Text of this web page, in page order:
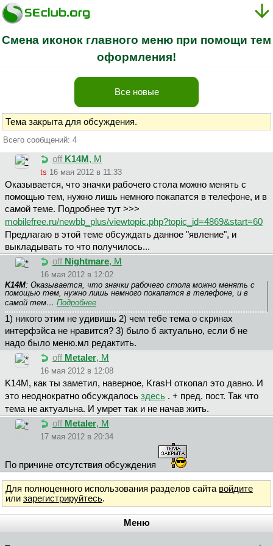
Смена иконок главного меню при помощи тем
оформления!
Все новые
Тема закрыта для обсуждения.
Всего сообщений: 4
off K14M , М
ts 16 мая 2012 в 11:33
Оказывается, что значки рабочего стола можно менять с
помощью тем, нужно лишь немного покапатся в телефоне, и в
самой теме. Подробнее тут >>>
mobilefree.ru/newbb_plus/viewtopic.php?topic_id=4869&start=60
Предлагаю в этой теме обсуждать данное "явление", и
выкладывать то что получилось...
off Nightmare, М
16 мая 2012 в 12:02
K14M: Оказывается, что значки рабочего стола можно менять с
помощью тем, нужно лишь немного покапатся в телефоне, и в
самой тем… Подробнее
1) никого этим не удивишь 2) чем тебе тема о скринах
интерфэйса не нравится? 3) было б актуально, если б не
надо было меню.мл редактить.
off Metaler, М
16 мая 2012 в 12:08
K14M, как ты заметил, наверное, KrasH откопал это давно. И
это неоднократно обсуждалось здесь . + пред. пост. Так что
тема не актуальна. И умрет так и не начав жить.
off Metaler, М
17 мая 2012 в 20:34
По причине отсутствия обсуждения
Для полноценного использования разделов сайта войдите
или зарегистрируйтесь.
Меню